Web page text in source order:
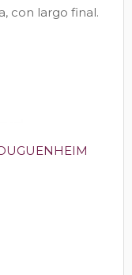
con largo final.